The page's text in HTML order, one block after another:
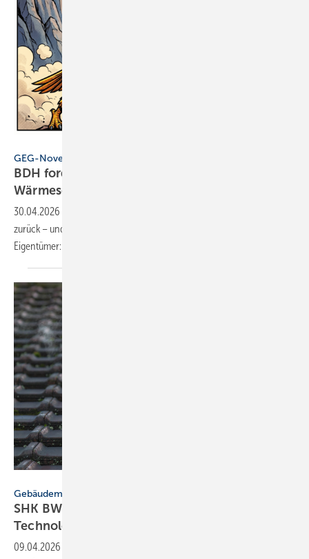
GEG-Novelle
BDH fordert Ende der Not­lö­sun­gen im
Wärme­sektor
30.04.2026
zurück – und verlängert gleichzeitig die Un­si­cher­heit für Betriebe und
Eigen­tümer:innen.
Gebäudemodernisierungsgesetz
SHK BW fordert GMG-Klar­heit und
Tech­no­lo­gie­of­fen­heit
09.04.2026